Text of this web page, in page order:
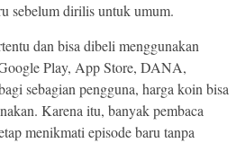
sebelum dirilis untuk umum.
dan bisa dibeli menggunakan
Play, App Store, DANA,
sebagian pengguna, harga koin bisa
Karena itu, banyak pembaca
menikmati episode baru tanpa